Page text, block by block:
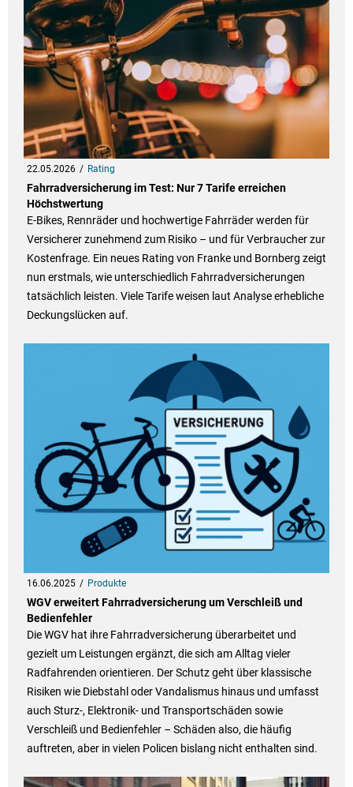
22.05.2026 Rating
Fahrradversicherung im Test: Nur 7 Tarife erreichen
Höchstwertung
E-Bikes, Rennräder und hochwertige Fahrräder werden für
Versicherer zunehmend zum Risiko – und für Verbraucher zur
Kostenfrage. Ein neues Rating von Franke und Bornberg zeigt
nun erstmals, wie unterschiedlich Fahrradversicherungen
tatsächlich leisten. Viele Tarife weisen laut Analyse erhebliche
Deckungslücken auf.
16.06.2025 Produkte
WGV erweitert Fahrradversicherung um Verschleiß und
Bedienfehler
Die WGV hat ihre Fahrradversicherung überarbeitet und
gezielt um Leistungen ergänzt, die sich am Alltag vieler
Radfahrenden orientieren. Der Schutz geht über klassische
Risiken wie Diebstahl oder Vandalismus hinaus und umfasst
auch Sturz-, Elektronik- und Transportschäden sowie
Verschleiß und Bedienfehler – Schäden also, die häufig
auftreten, aber in vielen Policen bislang nicht enthalten sind.